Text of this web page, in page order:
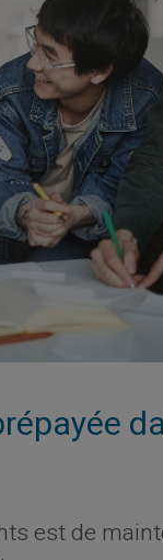
est de